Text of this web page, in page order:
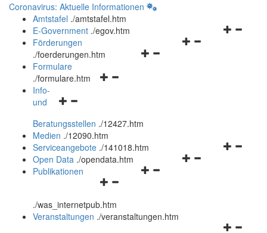
Coronavirus: Aktuelle Informationen
Amtstafel ./amtstafel.htm
Navigationsmenü
E-Government ./egov.htm
Navigationsmenü
Förderungen
./foerderungen.htm
Navigationsmenü
Formulare
./formulare.htm
Navigationsmenü
und
schließen
Info-
und
Beratungsstellen ./12427.htm
Medien ./12090.htm
Navigationsmenü
Serviceangebote ./141018.htm
Navigationsmenü
Open Data ./opendata.htm
Navigationsmenü
und
schließen
Publikationen
./was_internetpub.htm
Veranstaltungen ./veranstaltungen.htm